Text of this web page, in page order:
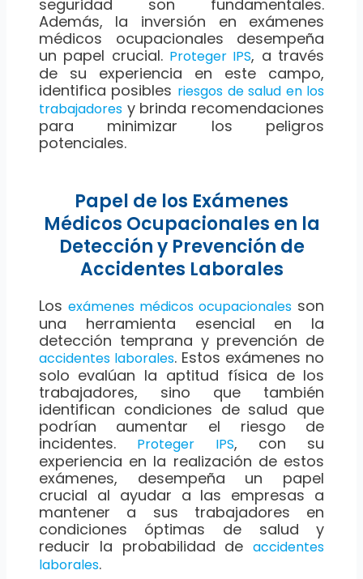
seguridad son fundamentales.
Además, la inversión en exámenes
médicos ocupacionales desempeña
un papel crucial. Proteger IPS, a través
de su experiencia en este campo,
identifica posibles riesgos de salud en los
trabajadoresy brinda recomendaciones
para minimizar los peligros
potenciales.
Papel de los Exámenes
Médicos Ocupacionales en la
Detección y Prevención de
Accidentes Laborales
Los exámenes médicos ocupacionales son
una herramienta esencial en la
detección temprana y prevención de
accidentes laborales. Estos exámenes no
solo evalúan la aptitud física de los
trabajadores, sino que también
identifican condiciones de salud que
podrían aumentar el riesgo de
incidentes. Proteger IPS, con su
experiencia en la realización de estos
exámenes, desempeña un papel
crucial al ayudar a las empresas a
mantener a sus trabajadores en
condiciones óptimas de salud y
reducir la probabilidad deaccidentes
laborales.